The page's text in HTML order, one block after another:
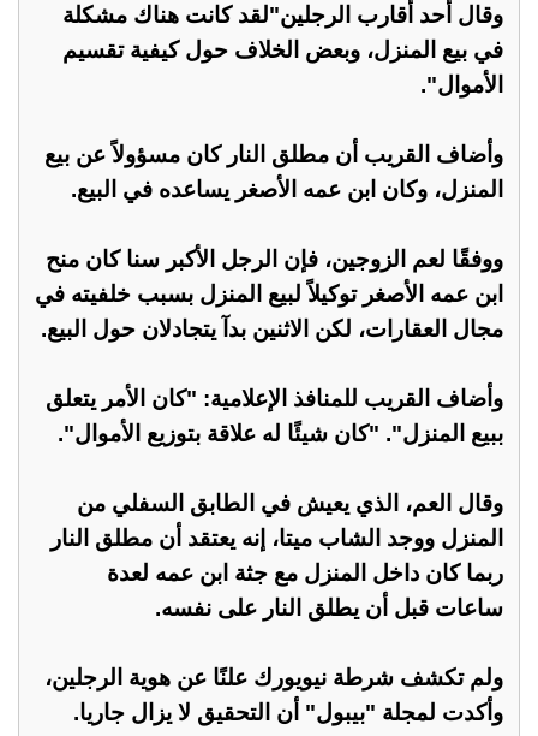
وقال أحد أقارب الرجلين"لقد كانت هناك مشكلة
في بيع المنزل، وبعض الخلاف حول كيفية تقسيم
الأموال".
وأضاف القريب أن مطلق النار كان مسؤولاً عن بيع
المنزل، وكان ابن عمه الأصغر يساعده في البيع.
ووفقًا لعم الزوجين، فإن الرجل الأكبر سنا كان منح
ابن عمه الأصغر توكيلاً لبيع المنزل بسبب خلفيته في
مجال العقارات، لكن الاثنين بدآ يتجادلان حول البيع.
وأضاف القريب للمنافذ الإعلامية: "كان الأمر يتعلق
ببيع المنزل". "كان شيئًا له علاقة بتوزيع الأموال".
وقال العم، الذي يعيش في الطابق السفلي من
المنزل ووجد الشاب ميتا، إنه يعتقد أن مطلق النار
ربما كان داخل المنزل مع جثة ابن عمه لعدة
ساعات قبل أن يطلق النار على نفسه.
ولم تكشف شرطة نيويورك علنًا عن هوية الرجلين،
وأكدت لمجلة "بيبول" أن التحقيق لا يزال جاريا.